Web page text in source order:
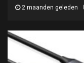
2 maanden geleden